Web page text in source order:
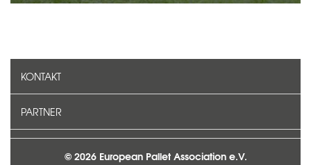
KONTAKT
PARTNER
© 2026 European Pallet Association e.V.